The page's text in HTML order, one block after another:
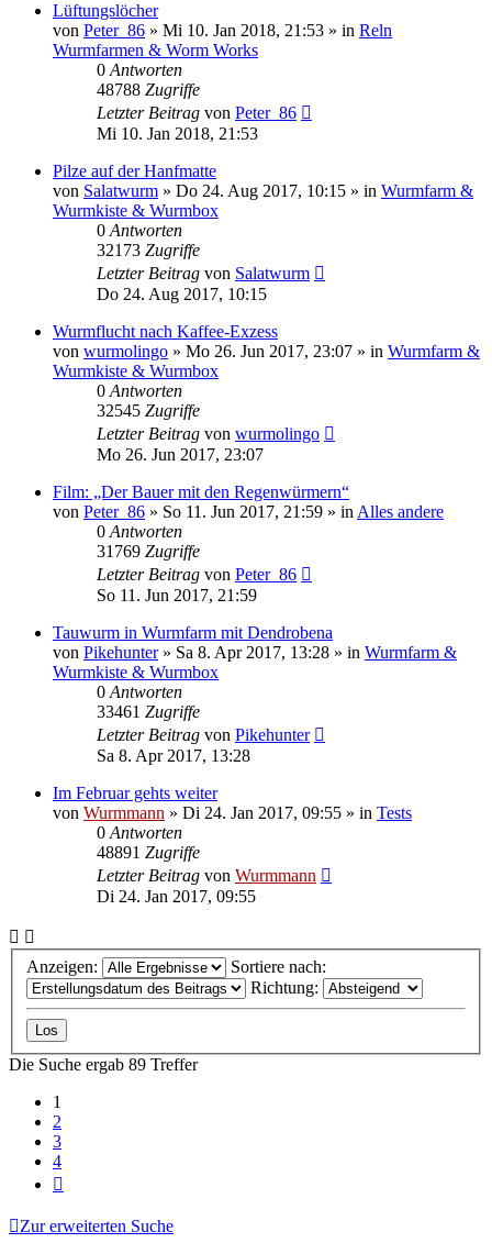
Lüftungslöcher
von Peter_86 » Mi 10. Jan 2018, 21:53 » in Reln
Wurmfarmen & Worm Works
0 Antworten
48788 Zugriffe
Letzter Beitrag von Peter_86
Mi 10. Jan 2018, 21:53
Pilze auf der Hanfmatte
von Salatwurm » Do 24. Aug 2017, 10:15 » in Wurmfarm &
Wurmkiste & Wurmbox
0 Antworten
32173 Zugriffe
Letzter Beitrag von Salatwurm
Do 24. Aug 2017, 10:15
Wurmflucht nach Kaffee-Exzess
von wurmolingo » Mo 26. Jun 2017, 23:07 » in Wurmfarm &
Wurmkiste & Wurmbox
0 Antworten
32545 Zugriffe
Letzter Beitrag von wurmolingo
Mo 26. Jun 2017, 23:07
Film: „Der Bauer mit den Regenwürmern“
von Peter_86 » So 11. Jun 2017, 21:59 » in Alles andere
0 Antworten
31769 Zugriffe
Letzter Beitrag von Peter_86
So 11. Jun 2017, 21:59
Tauwurm in Wurmfarm mit Dendrobena
von Pikehunter» Sa 8. Apr 2017, 13:28 » in Wurmfarm &
Wurmkiste & Wurmbox
0 Antworten
33461 Zugriffe
Letzter Beitrag von Pikehunter
Sa 8. Apr 2017, 13:28
Im Februar gehts weiter
von Wurmmann » Di 24. Jan 2017, 09:55 » in Tests
0 Antworten
48891 Zugriffe
Letzter Beitrag von Wurmmann
Di 24. Jan 2017, 09:55
Anzeigen:
Sortiere nach:
Richtung:
Die Suche ergab 89 Treffer
1
2
3
4
Zur erweiterten Suche